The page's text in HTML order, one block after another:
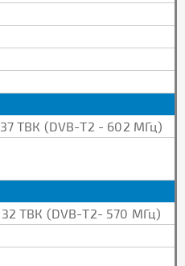
37 ТВК (DVB-Т2 - 602 МГц)
32 ТВК (DVB-Т2- 570 МГц)